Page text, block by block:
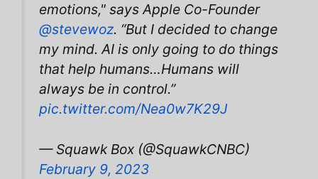
emotions," says Apple Co-Founder
@stevewoz. “But I decided to change
my mind. AI is only going to do things
that help humans…Humans will
always be in control.”
pic.twitter.com/Nea0w7K29J
— Squawk Box (@SquawkCNBC)
February 9, 2023